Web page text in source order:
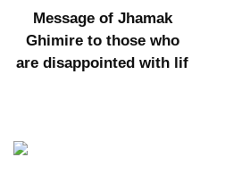
Message of Jhamak
Ghimire to those who
are disappointed with lif